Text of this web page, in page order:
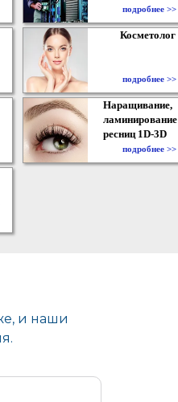
подробнее >>
Косметолог
подробнее >>
Наращивание,
ламинирование
ресниц 1D-3D
подробнее >>